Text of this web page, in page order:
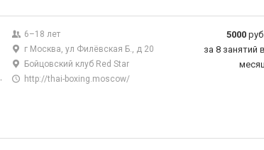
6–18 лет
г Москва, ул Филёвская Б., д 20
Бойцовский клуб Red Star
http://thai-boxing.moscow/
5000
за 8 занятий в